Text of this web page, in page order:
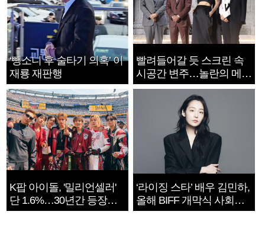
‘뺑소니 후 술타기 의혹’ 이
재룡 재판행
빨려들어갈 듯 스크린 속
시공간 변주…놀란의 메시
지는 ‘전쟁 속죄’
K팝 아이돌, '밀리언셀러'
단 1.6%…30년간 등장
1182개팀 전수조사
‘라이징 스타’ 배우 김민하,
올해 BIFF 개막식 사회자
확정